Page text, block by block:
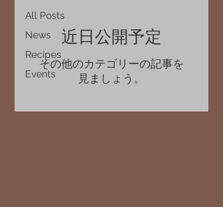
All Posts
News
Recipes
Events
近日公開予定
その他のカテゴリーの記事を
見ましょう。